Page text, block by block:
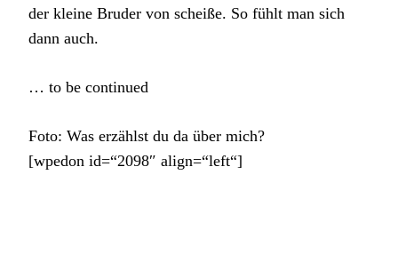
der kleine Bruder von scheiße. So fühlt man sich
dann auch.
… to be continued
Foto: Was erzählst du da über mich?
[wpedon id=“2098″ align=“left“]